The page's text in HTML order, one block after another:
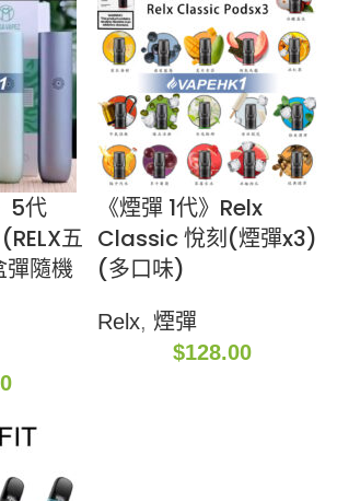
5代
五
彈隨機
《煙彈 1代》Relx
Classic 悅刻(煙彈x3)
(多口味)
Relx, 煙彈
$128.00